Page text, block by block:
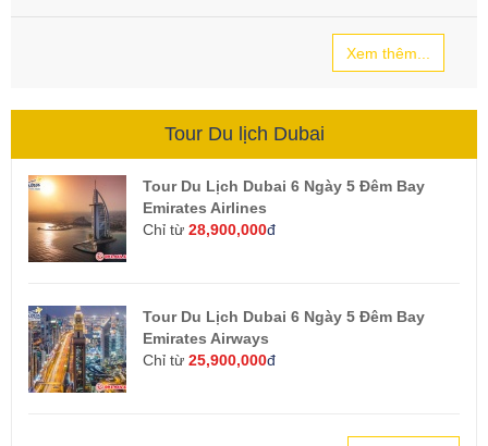
Xem thêm...
Tour Du lịch Dubai
Tour Du Lịch Dubai 6 Ngày 5 Đêm Bay
Emirates Airlines
Chỉ từ 28,900,000đ
Tour Du Lịch Dubai 6 Ngày 5 Đêm Bay
Emirates Airways
Chỉ từ 25,900,000đ